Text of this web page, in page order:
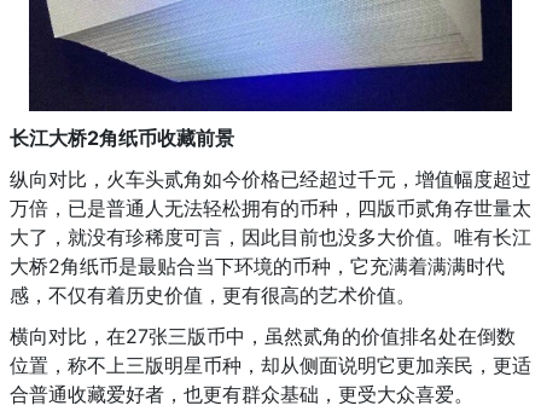
长江大桥2角纸币收藏前景
纵向对比，火车头贰角如今价格已经超过千元，增值幅度超过
万倍，已是普通人无法轻松拥有的币种，四版币贰角存世量太
大了，就没有珍稀度可言，因此目前也没多大价值。唯有长江
大桥2角纸币是最贴合当下环境的币种，它充满着满满时代
感，不仅有着历史价值，更有很高的艺术价值。
横向对比，在27张三版币中，虽然贰角的价值排名处在倒数
位置，称不上三版明星币种，却从侧面说明它更加亲民，更适
合普通收藏爱好者，也更有群众基础，更受大众喜爱。